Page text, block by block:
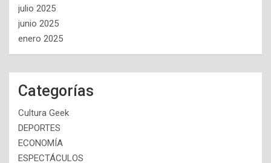
julio 2025
junio 2025
enero 2025
Categorías
Cultura Geek
DEPORTES
ECONOMÍA
ESPECTÁCULOS